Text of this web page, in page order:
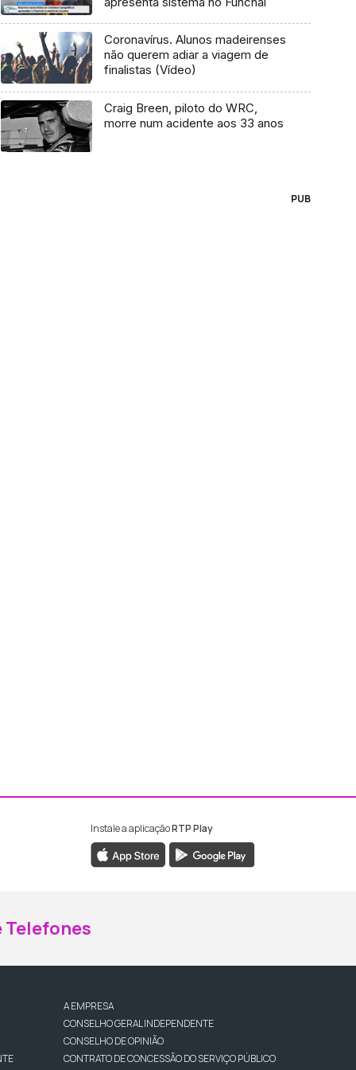
Coronavírus. Alunos madeirenses
não querem adiar a viagem de
finalistas (Vídeo)
Craig Breen, piloto do WRC,
morre num acidente aos 33 anos
PUB
da RTP Madeira
da RTP Madeira
Instale a aplicaçãoRTP Play
Telefones
A EMPRESA
CONSELHO GERAL INDEPENDENTE
CONSELHO DE OPINIÃO
CONTRATO DE CONCESSÃO DO SERVIÇO PÚBLICO